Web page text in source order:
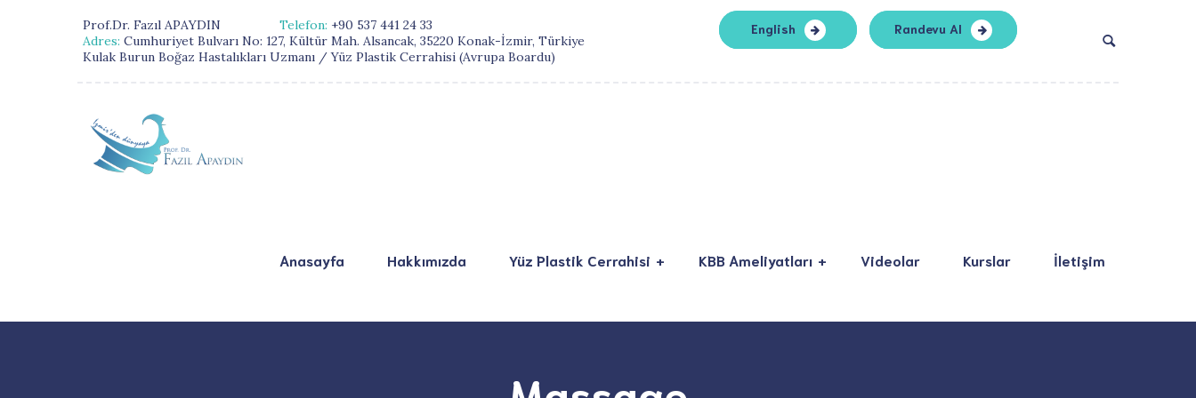
Prof.Dr. Fazıl APAYDIN Telefon: +90 537 441 24 33
Adres: Cumhuriyet Bulvarı No: 127, Kültür Mah. Alsancak, 35220 Konak-İzmir, Türkiye
Kulak Burun Boğaz Hastalıkları Uzmanı / Yüz Plastik Cerrahisi (Avrupa Boardu)
English Randevu Al
Anasayfa Hakkımızda
Yüz Plastik Cerrahisi
Botoks
Göz Kapağı Estetiği
KBB Ameliyatları
Geniz Eti
Horlama – Uyku apnesi
Videolar Kurslar İletişim